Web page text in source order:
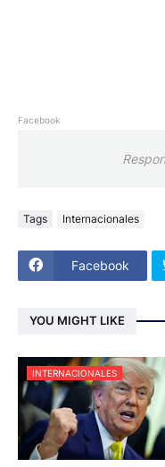
Facebook
Tags Internacionales
Facebook
YOU MIGHT LIKE
INTERNACIONALES